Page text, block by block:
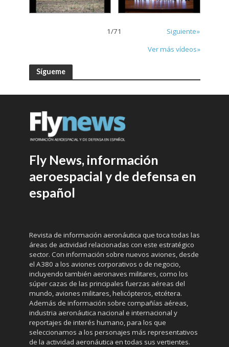
1/71
Siguiente»
Ver más vídeos»
Sígueme
Fly News, información
aeroespacial y de defensa en
español
Revista de información aeronáutica que toca todas las
áreas de actividad relacionadas con este estratégico
sector. Con información sobre nuevos aviones, desde
el A380 a los aviones corporativos o de negocio,
incluyendo también aeronaves militares, como los
súper cazas de las principales fuerzas aéreas del
mundo, aviones militares, helicópteros, etcétera.
Además de información sobre compañías aéreas,
industria aeronáutica nacional e internacional y
reportajes de interés humano, para los que
seleccionamos a los personajes más representativos
de la actividad aeronáutica en todas sus vertientes.